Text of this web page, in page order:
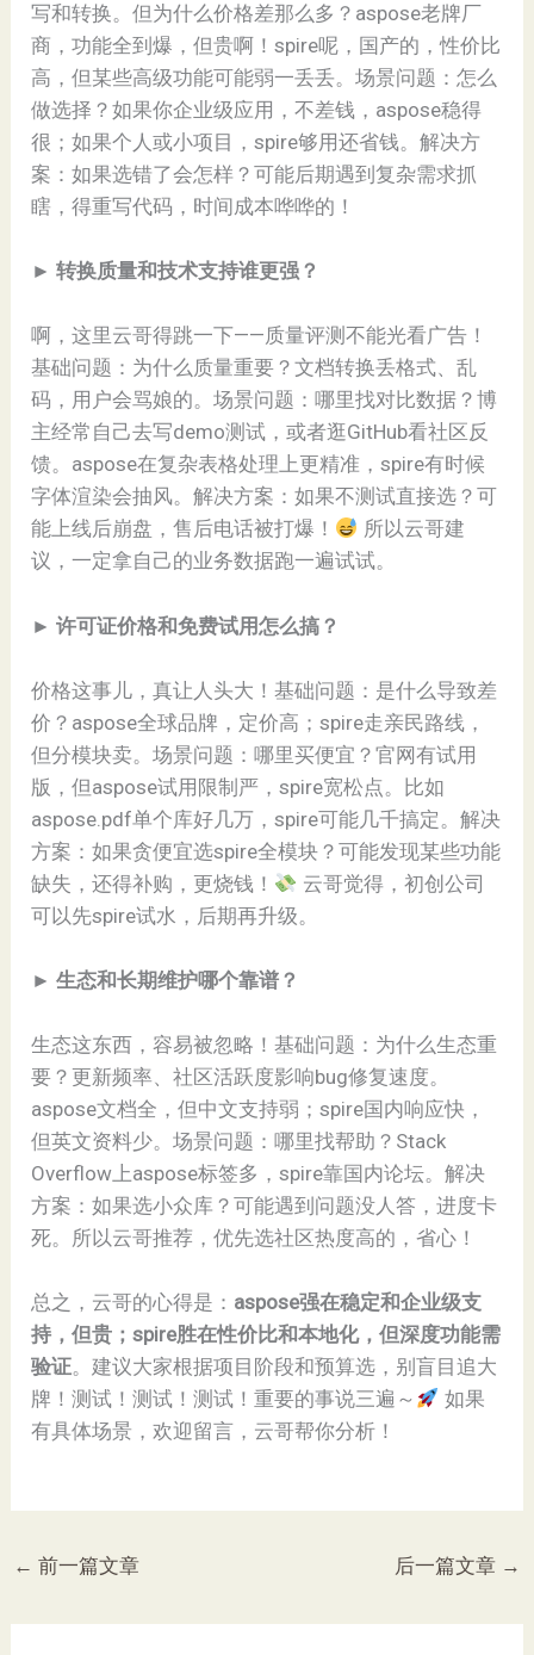
写和转换。但为什么价格差那么多？aspose老牌厂
商，功能全到爆，但贵啊！spire呢，国产的，性价比
高，但某些高级功能可能弱一丢丢。场景问题：怎么
做选择？如果你企业级应用，不差钱，aspose稳得
很；如果个人或小项目，spire够用还省钱。解决方
案：如果选错了会怎样？可能后期遇到复杂需求抓
瞎，得重写代码，时间成本哗哗的！
► ​​转换质量和技术支持谁更强？​
啊，这里云哥得跳一下——质量评测不能光看广告！
基础问题：为什么质量重要？文档转换丢格式、乱
码，用户会骂娘的。场景问题：哪里找对比数据？博
主经常自己去写demo测试，或者逛GitHub看社区反
馈。aspose在复杂表格处理上更精准，spire有时候
字体渲染会抽风。解决方案：如果不测试直接选？可
能上线后崩盘，售后电话被打爆！
所以云哥建
议，一定拿自己的业务数据跑一遍试试。
► ​​许可证价格和免费试用怎么搞？​
价格这事儿，真让人头大！基础问题：是什么导致差
价？aspose全球品牌，定价高；spire走亲民路线，
但分模块卖。场景问题：哪里买便宜？官网有试用
版，但aspose试用限制严，spire宽松点。比如
aspose.pdf单个库好几万，spire可能几千搞定。解决
方案：如果贪便宜选spire全模块？可能发现某些功能
缺失，还得补购，更烧钱！
云哥觉得，初创公司
可以先spire试水，后期再升级。
► ​​生态和长期维护哪个靠谱？​
生态这东西，容易被忽略！基础问题：为什么生态重
要？更新频率、社区活跃度影响bug修复速度。
aspose文档全，但中文支持弱；spire国内响应快，
但英文资料少。场景问题：哪里找帮助？Stack
Overflow上aspose标签多，spire靠国内论坛。解决
方案：如果选小众库？可能遇到问题没人答，进度卡
死。所以云哥推荐，优先选社区热度高的，省心！
总之，云哥的心得是：​ ​aspose强在稳定和企业级支
持，但贵；spire胜在性价比和本地化，但深度功能需
验证​​。建议大家根据项目阶段和预算选，别盲目追大
牌！测试！测试！测试！重要的事说三遍～
如果
有具体场景，欢迎留言，云哥帮你分析！
← 前一篇文章 后一篇文章 →